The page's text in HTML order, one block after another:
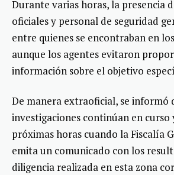
Durante varias horas, la presencia
oficiales y personal de seguridad
entre quienes se encontraban en
aunque los agentes evitaron
información sobre el objetivo
De manera extraoficial, se informó
investigaciones continúan en curso
próximas horas cuando la Fiscalía
emita un comunicado con los
diligencia realizada en esta zona